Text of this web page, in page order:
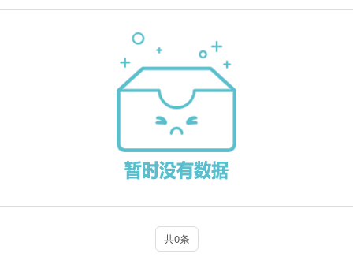
共0条